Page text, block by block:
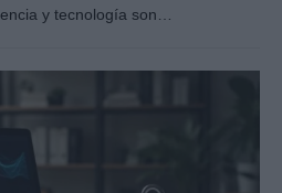
y tecnología son…